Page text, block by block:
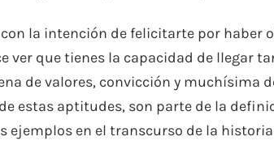
con la intención de felicitarte por haber
ver que tienes la capacidad de llegar
de valores, convicción y muchísima
estas aptitudes, son parte de la
ejemplos en el transcurso de la